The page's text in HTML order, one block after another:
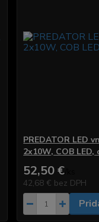
PREDATOR LED
2x10W, COB LED,
52,50 €
42,68 € bez DPH